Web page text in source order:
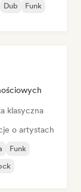
Dub
Funk
klasyczna
o artystach
Funk